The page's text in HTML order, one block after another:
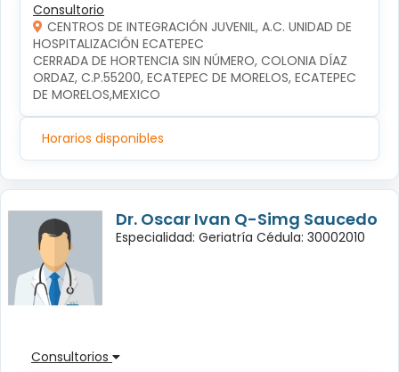
Consultorio
CENTROS DE INTEGRACIÓN JUVENIL, A.C. UNIDAD DE
HOSPITALIZACIÓN ECATEPEC
CERRADA DE HORTENCIA SIN NÚMERO, COLONIA DÍAZ
ORDAZ, C.P.55200, ECATEPEC DE MORELOS, ECATEPEC
DE MORELOS,MEXICO
Horarios disponibles
Dr. Oscar Ivan Q-Simg Saucedo
Especialidad: Geriatría Cédula: 30002010
Consultorios